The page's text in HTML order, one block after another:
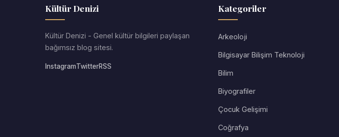
Kültür Denizi
Kültür Denizi - Genel kültür bilgileri paylaşan
bağımsız blog sitesi.
InstagramTwitterRSS
Kategoriler
Arkeoloji
Bilgisayar Bilişim Teknoloji
Bilim
Biyografiler
Çocuk Gelişimi
Coğrafya